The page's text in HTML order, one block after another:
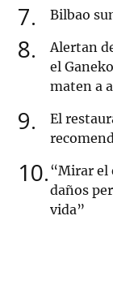
7 Bilbao
8
Alertan
el
maten a
9
El
10 “Mirar el
daños
vida”